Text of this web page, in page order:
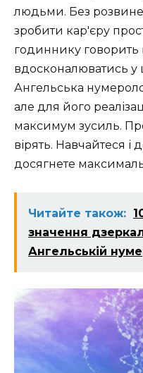
людьми. Без
зробити кар'єру
годиннику говорить
вдосконалюватись
Ангельська
але для його
максимум зусиль.
вірять. Навчайтеся і
досягнете
Читайте також:
значення
Ангельській